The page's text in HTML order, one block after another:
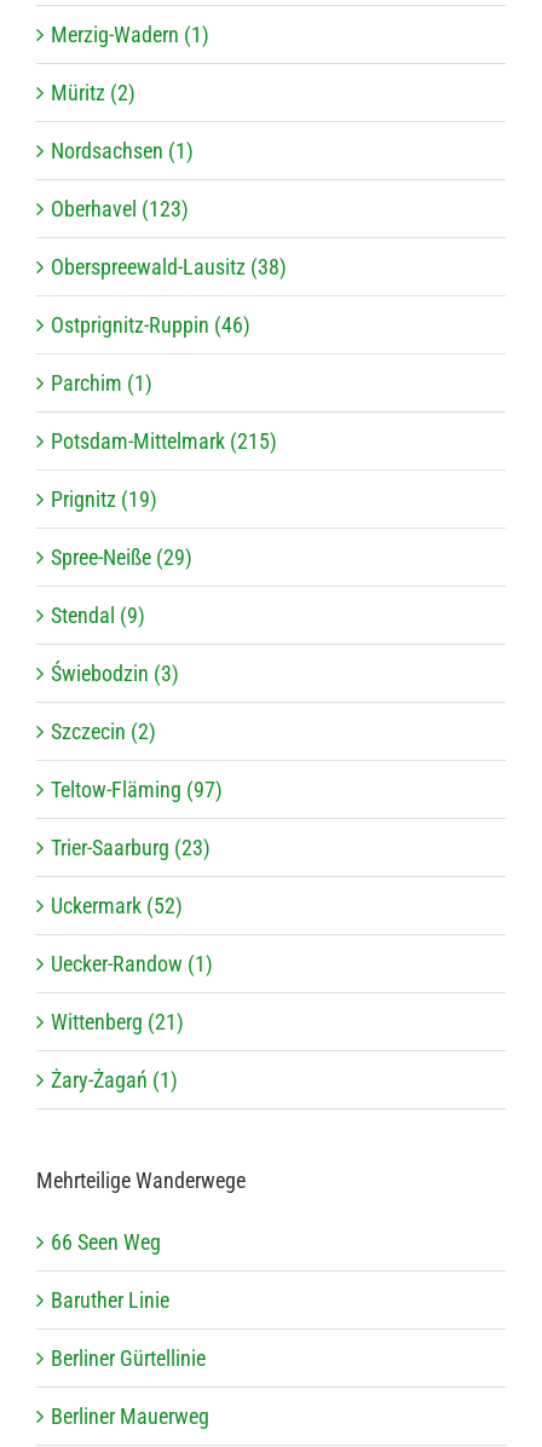
Merzig-Wadern (1)
Müritz (2)
Nordsachsen (1)
Oberhavel (123)
Oberspreewald-Lausitz (38)
Ostprignitz-Ruppin (46)
Parchim (1)
Potsdam-Mittelmark (215)
Prignitz (19)
Spree-Neiße (29)
Stendal (9)
Świebodzin (3)
Szczecin (2)
Teltow-Fläming (97)
Trier-Saarburg (23)
Uckermark (52)
Uecker-Randow (1)
Wittenberg (21)
Żary-Żagań (1)
Mehr­tei­lige Wanderwege
66 Seen Weg
Baru­ther Linie
Ber­li­ner Gürtellinie
Ber­li­ner Mauerweg